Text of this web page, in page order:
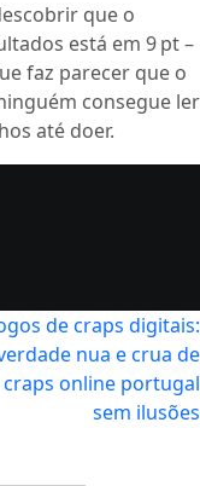
que o
está em 9 pt –
faz parecer que o
consegue ler
até doer.
de craps digitais:
nua e crua de
online portugal
sem ilusões